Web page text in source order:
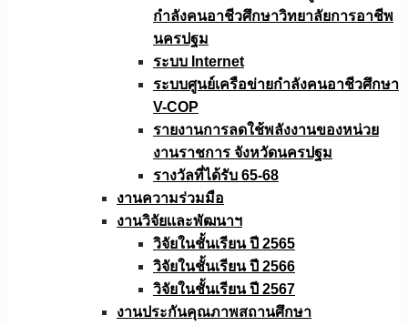
กำลังคนอาชีวศึกษาวิทยาลัยการอาชีพ
นครปฐม
ระบบ Internet
ระบบศูนย์เครือข่ายกำลังคนอาชีวศึกษา
V-COP
รายงานการลดใช้พลังงานของหน่วย
งานราชการ จังหวัดนครปฐม
รางวัลที่ได้รับ 65-68
งานความร่วมมือ
งานวิจัยเเละพัฒนาฯ
วิจัยในชั้นเรียน ปี 2565
วิจัยในชั้นเรียน ปี 2566
วิจัยในชั้นเรียน ปี 2567
งานประกันคุณภาพสถานศึกษา